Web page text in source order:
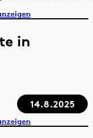
in
14.8.2025